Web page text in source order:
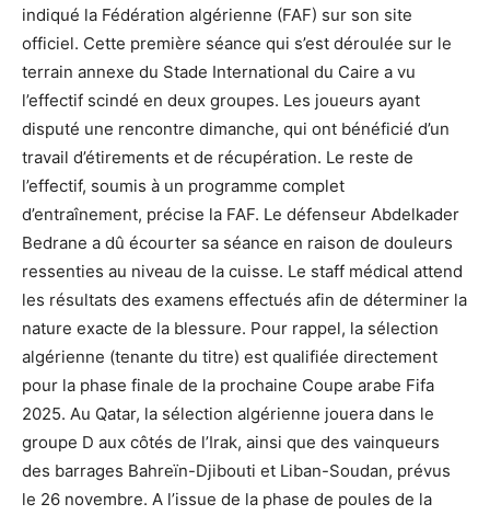
indiqué la Fédération algérienne (FAF) sur son site
officiel. Cette première séance qui s’est déroulée sur le
terrain annexe du Stade International du Caire a vu
l’effectif scindé en deux groupes. Les joueurs ayant
disputé une rencontre dimanche, qui ont bénéficié d’un
travail d’étirements et de récupération. Le reste de
l’effectif, soumis à un programme complet
d’entraînement, précise la FAF. Le défenseur Abdelkader
Bedrane a dû écourter sa séance en raison de douleurs
ressenties au niveau de la cuisse. Le staff médical attend
les résultats des examens effectués afin de déterminer la
nature exacte de la blessure. Pour rappel, la sélection
algérienne (tenante du titre) est qualifiée directement
pour la phase finale de la prochaine Coupe arabe Fifa
2025. Au Qatar, la sélection algérienne jouera dans le
groupe D aux côtés de l’Irak, ainsi que des vainqueurs
des barrages Bahreïn-Djibouti et Liban-Soudan, prévus
le 26 novembre. A l’issue de la phase de poules de la